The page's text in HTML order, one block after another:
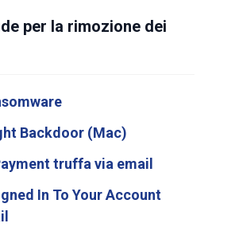
per la rimozione dei
Backdoor (Mac)
truffa via email
In To Your Account